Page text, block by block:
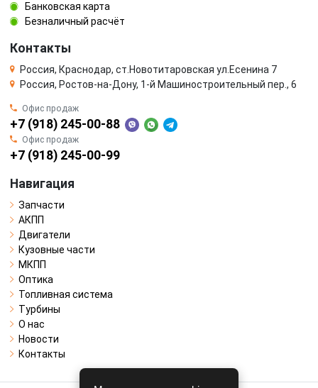
Банковская карта
Безналичный расчёт
Контакты
Россия, Краснодар, ст.Новотитаровская ул.Есенина 7
Россия, Ростов-на-Дону, 1-й Машиностроительный пер., 6
Офис продаж
+7 (918) 245-00-88
Офис продаж
+7 (918) 245-00-99
Навигация
Запчасти
АКПП
Двигатели
Кузовные части
МКПП
Оптика
Топливная система
Турбины
О нас
Новости
Контакты